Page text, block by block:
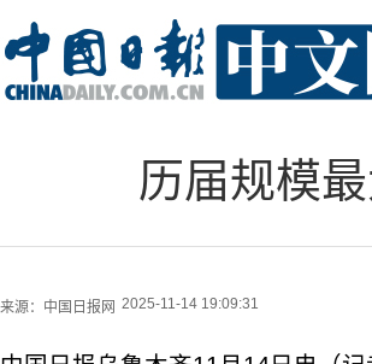
历届规模
来源： 中国日报网 2025-11-14 19:09:31